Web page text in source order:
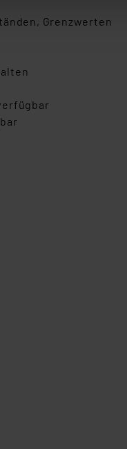
der Speicherung,
Widerrufs bleibt
gespeichert
Daten in den
Verarbeitung Ihrer
jeweiligen
der EU. Dies
Grenzwerten